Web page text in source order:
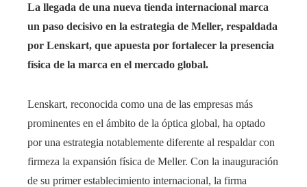
La llegada de una nueva tienda internacional marca
un paso decisivo en la estrategia de Meller, respaldada
por Lenskart, que apuesta por fortalecer la presencia
física de la marca en el mercado global.
Lenskart, reconocida como una de las empresas más
prominentes en el ámbito de la óptica global, ha optado
por una estrategia notablemente diferente al respaldar con
firmeza la expansión física de Meller. Con la inauguración
de su primer establecimiento internacional, la firma